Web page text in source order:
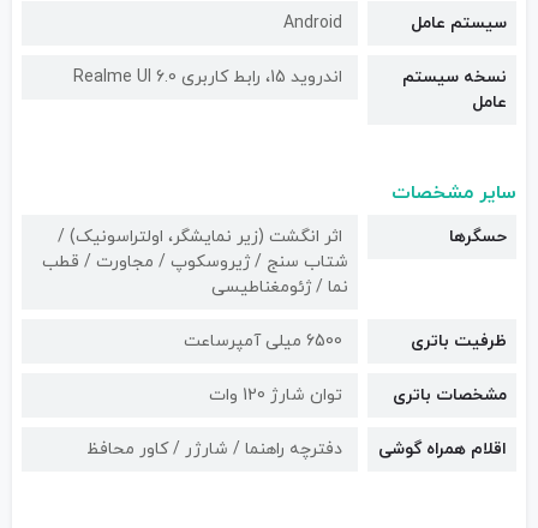
سیستم عامل Android
نسخه سیستم
عامل
اندروید 15، رابط کاربری Realme UI 6.0
سایر مشخصات
حسگرها
اثر انگشت (زیر نمایشگر، اولتراسونیک) /
شتاب سنج / ژیروسکوپ / مجاورت / قطب
نما / ژئومغناطیسی
ظرفیت باتری 6500 میلی آمپرساعت
مشخصات باتری توان شارژ 120 وات
اقلام همراه گوشی دفترچه راهنما / شارژر / کاور محافظ